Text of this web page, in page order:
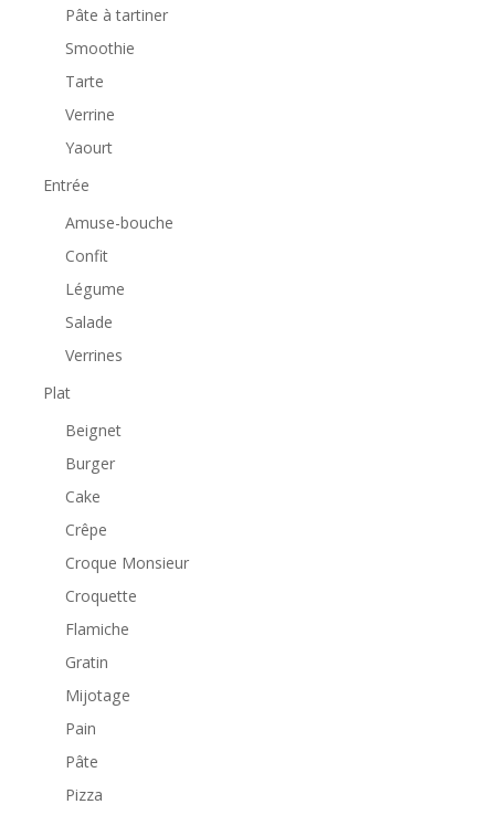
Pâte à tartiner
Smoothie
Tarte
Verrine
Yaourt
Entrée
Amuse-bouche
Confit
Légume
Salade
Verrines
Plat
Beignet
Burger
Cake
Crêpe
Croque Monsieur
Croquette
Flamiche
Gratin
Mijotage
Pain
Pâte
Pizza